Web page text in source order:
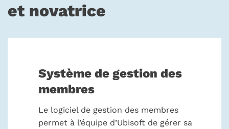
et novatrice
Système de gestion des
membres
Le logiciel de gestion des membres
permet à l’équipe d’Ubisoft de gérer sa